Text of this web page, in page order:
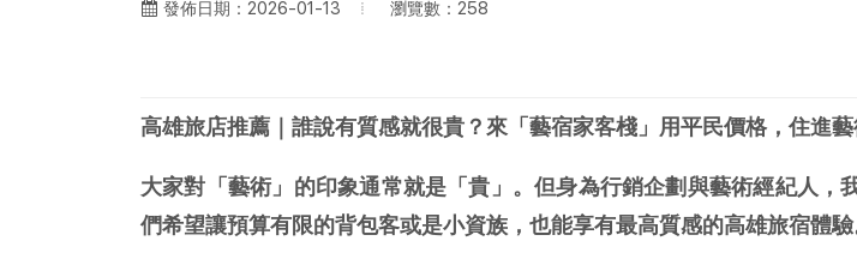
發佈日期：2026-01-13 瀏覽數：258
高雄旅店推薦｜誰說有質感就很貴？來「藝宿家客棧」用平民價格，住進
大家對「藝術」的印象通常就是「貴」。但身為行銷企劃與藝術經紀人
們希望讓預算有限的背包客或是小資族，也能享有最高質感的高雄旅宿體驗